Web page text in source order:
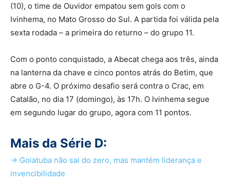
(10), o time de Ouvidor empatou sem gols com o
Ivinhema, no Mato Grosso do Sul. A partida foi válida pela
sexta rodada – a primeira do returno – do grupo 11.
Com o ponto conquistado, a Abecat chega aos três, ainda
na lanterna da chave e cinco pontos atrás do Betim, que
abre o G-4. O próximo desafio será contra o Crac, em
Catalão, no dia 17 (domingo), às 17h. O Ivinhema segue
em segundo lugar do grupo, agora com 11 pontos.
Mais da Série D:
-> Goiatuba não sai do zero, mas mantém liderança e
invencibilidade